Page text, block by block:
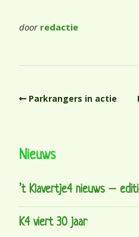
door redactie
Parkrangers in actie
Nieuws
’t Klavertje4 nieuws –
K4 viert 30 jaar